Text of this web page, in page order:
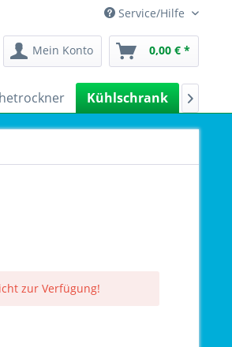
Service/Hilfe
Mein Konto 0,00 € *
Kühlschrank 
zur Verfügung!